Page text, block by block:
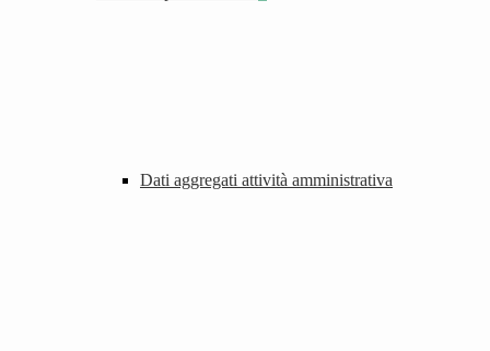
Dati aggregati attività amministrativa